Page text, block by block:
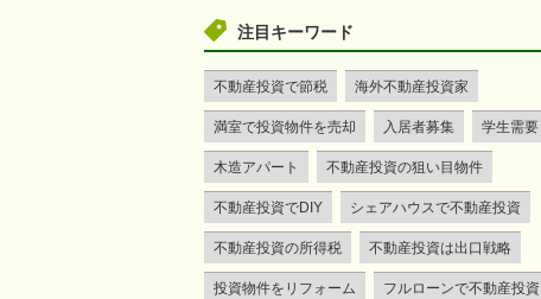
注目キーワード
不動産投資で節税 海外不動産投資家
満室で投資物件を売却 入居者募集 学生需要
木造アパート 不動産投資の狙い目物件
不動産投資でDIY シェアハウスで不動産投資
不動産投資の所得税 不動産投資は出口戦略
投資物件をリフォーム フルローンで不動産投資